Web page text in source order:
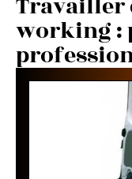
working :